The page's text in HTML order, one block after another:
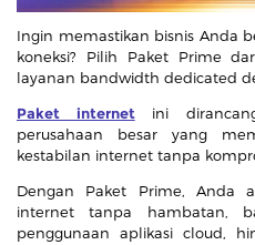
Ingin memastikan bisnis Anda
koneksi? Pilih Paket Prime
layanan bandwidth dedicated
Paket internetini
perusahaan besar yang
kestabilan internet tanpa
Dengan Paket Prime, Anda
internet tanpa hambatan,
penggunaan aplikasi cloud,